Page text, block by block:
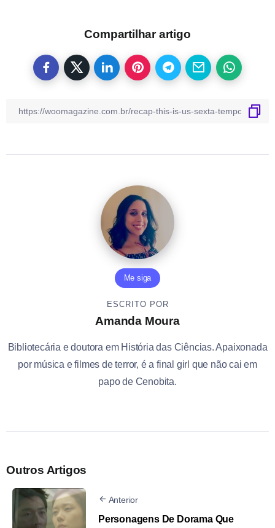
Compartilhar artigo
Me siga
ESCRITO POR
Amanda Moura
Bibliotecária e doutora em História das Ciências. Apaixonada
por música e filmes de terror, é a final girl que não cai em
papo de Cenobita.
Outros Artigos
Anterior
Personagens De Dorama Que